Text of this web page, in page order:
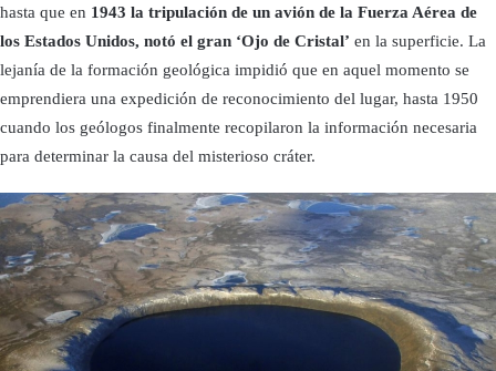
hasta que en 1943 la tripulación de un avión de la Fuerza Aérea de
los Estados Unidos, notó el gran ‘Ojo de Cristal’ en la superficie. La
lejanía de la formación geológica impidió que en aquel momento se
emprendiera una expedición de reconocimiento del lugar, hasta 1950
cuando los geólogos finalmente recopilaron la información necesaria
para determinar la causa del misterioso cráter.